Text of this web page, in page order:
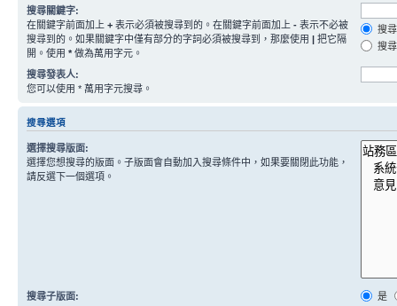
搜尋關鍵字:
在關鍵字前面加上 + 表示必須被搜尋到的。在關鍵字前面加上 - 表示不必被
搜尋到的。如果關鍵字中僅有部分的字詞必須被搜尋到，那麼使用 | 把它隔
開。使用 * 做為萬用字元。
搜
搜
搜尋發表人:
您可以使用 * 萬用字元搜尋。
搜尋選項
選擇搜尋版面:
選擇您想搜尋的版面。子版面會自動加入搜尋條件中，如果要關閉此功能，
請反選下一個選項。
搜尋子版面: 是